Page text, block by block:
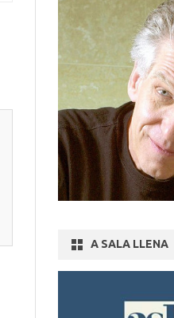
A SALA LLENA